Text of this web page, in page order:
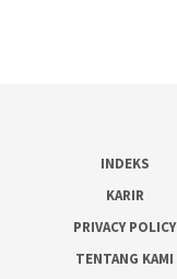
INDEKS
KARIR
PRIVACY POLICY
TENTANG KAMI